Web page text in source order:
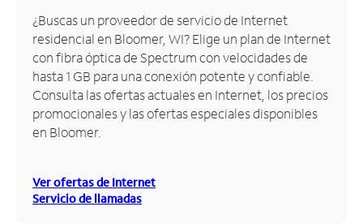
Inglés
Administrar
cuenta
Encuentra
una
tienda
¿Buscas un proveedor de servicio de Internet
residencial en Bloomer, WI? Elige un plan de Internet
con fibra óptica de Spectrum con velocidades de
hasta 1 GB para una conexión potente y confiable.
Consulta las ofertas actuales en Internet, los precios
promocionales y las ofertas especiales disponibles
en Bloomer.
Ver ofertas de Internet
Servicio de llamadas